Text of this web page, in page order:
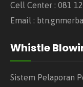
Cell Center : 081
Email :
Whistle
Sistem Pelaporan